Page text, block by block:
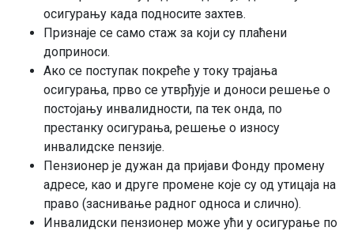
осигурању када подносите захтев.
Признаје се само стаж за који су плаћени
доприноси.
Ако се поступак покреће у току трајања
осигурања, прво се утврђује и доноси решење о
постојању инвалидности, па тек онда, по
престанку осигурања, решење о износу
инвалидске пензије.
Пензионер је дужан да пријави Фонду промену
адресе, као и друге промене које су од утицаја на
право (заснивање радног односа и слично).
Инвалидски пензионер може ући у осигурање по